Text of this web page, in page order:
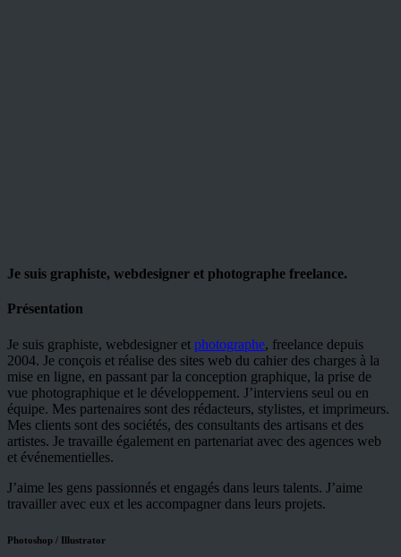
Je suis graphiste, webdesigner et photographe freelance.
Présentation
Je suis graphiste, webdesigner et photographe, freelance depuis
2004. Je conçois et réalise des sites web du cahier des charges à la
mise en ligne, en passant par la conception graphique, la prise de
vue photographique et le développement. J’interviens seul ou en
équipe. Mes partenaires sont des rédacteurs, stylistes, et imprimeurs.
Mes clients sont des sociétés, des consultants des artisans et des
artistes. Je travaille également en partenariat avec des agences web
et événementielles.
J’aime les gens passionnés et engagés dans leurs talents. J’aime
travailler avec eux et les accompagner dans leurs projets.
Photoshop / Illustrator